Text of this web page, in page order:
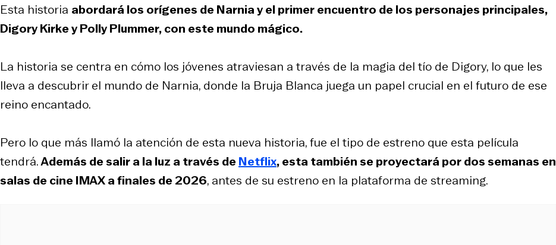
Esta historia abordará los orígenes de Narnia y el primer encuentro de los personajes principales,
Digory Kirke y Polly Plummer, con este mundo mágico.
La historia se centra en cómo los jóvenes atraviesan a través de la magia del tío de Digory, lo que les
lleva a descubrir el mundo de Narnia, donde la Bruja Blanca juega un papel crucial en el futuro de ese
reino encantado.
Pero lo que más llamó la atención de esta nueva historia, fue el tipo de estreno que esta película
tendrá.Además de salir a la luz a través deNetflix, esta también se proyectará por dos semanas en
salas de cine IMAX a finales de 2026, antes de su estreno en la plataforma de streaming.